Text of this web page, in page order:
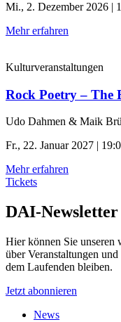
Mi., 2. Dezember 2026 |
Mehr erfahren
Kulturveranstaltungen
Rock Poetry – The
Udo Dahmen & Maik
Fr., 22. Januar 2027 |
Mehr erfahren
Tickets
DAI-Newsletter
Hier können Sie unseren
über Veranstaltungen
dem Laufenden bleiben.
Jetzt abonnieren
News